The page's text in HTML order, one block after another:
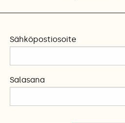
Sähköpostiosoite
Salasana